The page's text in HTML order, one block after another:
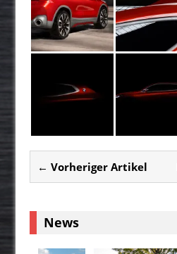
← Vorheriger Artikel
News